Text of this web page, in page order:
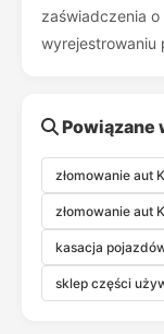
zaświadczenia
wyrejestrowaniu
Powiązane
złomowanie aut
złomowanie aut
kasacja
sklep części